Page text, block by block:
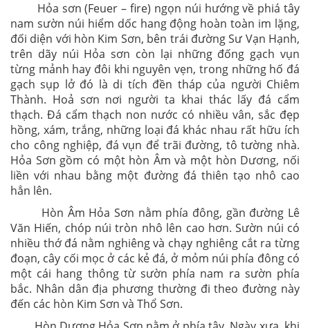
Hỏa sơn (Feuer – fire) ngọn núi hướng về phiá tây
nam sườn núi hiểm dốc hang động hoàn toàn im lặng,
đối diện với hòn Kim Sơn, bên trái đường Sư Vạn Hạnh,
trên dãy núi Hỏa sơn còn lại những đống gạch vụn
từng mảnh hay đôi khi nguyên vẹn, trong những hố đá
gạch sụp lở đó là di tích đền tháp của người Chiêm
Thành. Hoả sơn nơi người ta khai thác lấy đá cẩm
thạch. Đá cẩm thạch non nước có nhiều vân, sắc đẹp
hồng, xám, trắng, những loại đá khác nhau rất hữu ích
cho công nghiệp, đá vụn để trãi đường, tô tường nhà.
Hỏa Sơn gồm có một hòn Âm và một hòn Dương, nối
liền với nhau bằng một đường đá thiên tạo nhô cao
hẳn lên.
Hòn Âm Hỏa Sơn nằm phía đông, gần đường Lê
Văn Hiến, chóp núi tròn nhô lên cao hơn. Sườn núi có
nhiều thớ đá nằm nghiêng và chạy nghiêng cắt ra từng
đoạn, cây cối mọc ở các kẻ đá, ở mỏm núi phía đông có
một cái hang thông từ sườn phía nam ra sườn phía
bắc. Nhân dân địa phương thường đi theo đường này
đến các hòn Kim Sơn và Thổ Sơn.